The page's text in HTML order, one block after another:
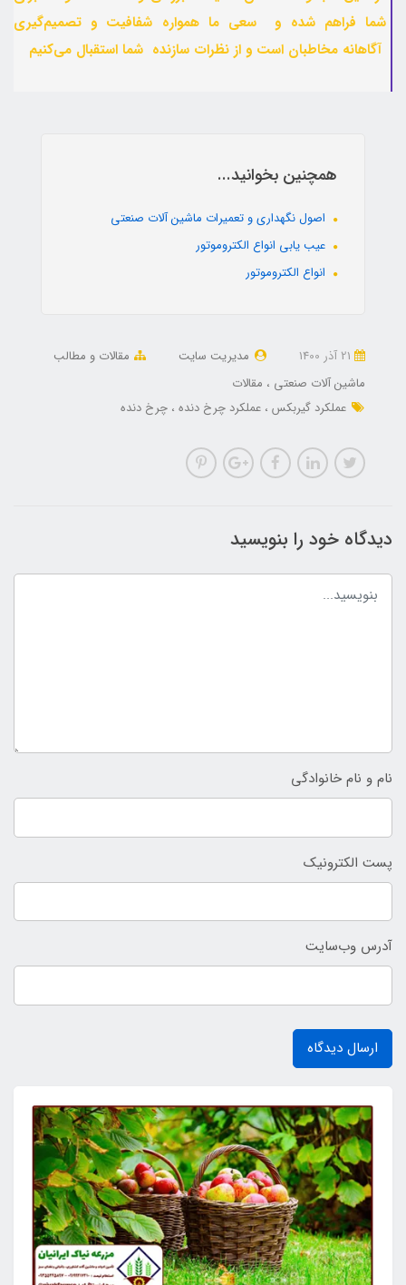
شما فراهم شده و سعی ما همواره شفافیت و تصمیم‌گیری
آگاهانه مخاطبان است و از نظرات سازنده شما استقبال می‌کنیم
همچنین بخوانید...
اصول نگهداری و تعمیرات ماشین آلات صنعتی
عیب یابی انواع الکتروموتور
انواع الکتروموتور
مدیریت سایت
مقالات و مطالب
ماشین آلات صنعتی
مقالات
عملکرد گیربکس عملکرد چرخ دنده چرخ دنده
دیدگاه خود را بنویسید
نام و نام خانوادگی
پست الکترونیک
آدرس وب‌سایت
ارسال دیدگاه